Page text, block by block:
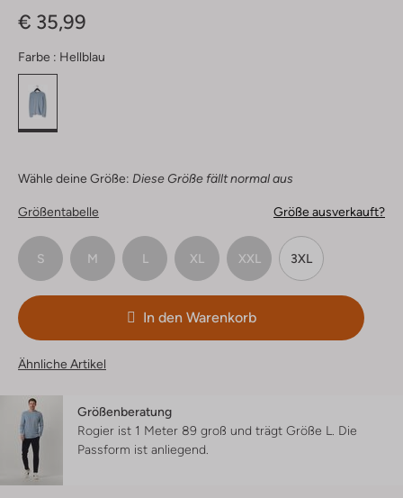
€ 35,99
Farbe : Hellblau
Wähle deine Größe: Diese Größe fällt normal aus
Größentabelle Größe ausverkauft?
S M L XL XXL 3XL
In den Warenkorb
Ähnliche Artikel
Größenberatung
Rogier ist 1 Meter 89 groß und trägt Größe L. Die
Passform ist anliegend